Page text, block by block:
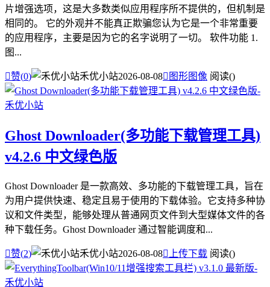
片增强选项，这是大多数类似应用程序所不提供的，但机制是
相同的。 它的外观并不能真正欺骗您认为它是一个非常重要
的应用程序，主要是因为它的名字说明了一切。 软件功能 1.
图...
赞(0) 禾优小站2026-08-08 图形图像 阅读()
Ghost Downloader(多功能下载管理工具)
v4.2.6 中文绿色版
Ghost Downloader 是一款高效、多功能的下载管理工具，旨在
为用户提供快速、稳定且易于使用的下载体验。它支持多种协
议和文件类型，能够处理从普通网页文件到大型媒体文件的各
种下载任务。Ghost Downloader 通过智能调度和...
赞(2) 禾优小站2026-08-08 上传下载 阅读()